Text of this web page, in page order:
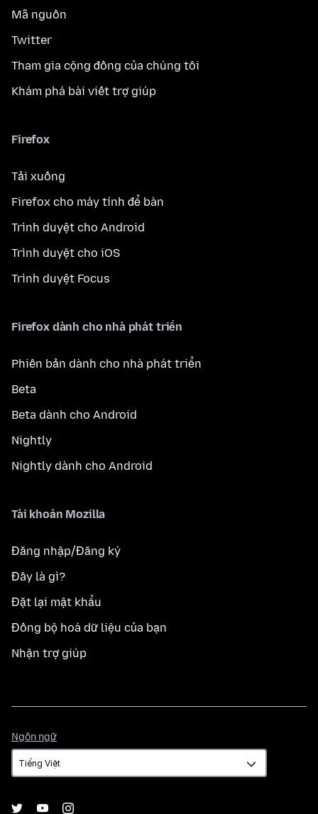
Mã nguồn
Twitter
Tham gia cộng đồng của chúng tôi
Khám phá bài viết trợ giúp
Firefox
Tải xuống
Firefox cho máy tính để bàn
Trình duyệt cho Android
Trình duyệt cho iOS
Trình duyệt Focus
Firefox dành cho nhà phát triển
Phiên bản dành cho nhà phát triển
Beta
Beta dành cho Android
Nightly
Nightly dành cho Android
Tài khoản Mozilla
Đăng nhập/Đăng ký
Đây là gì?
Đặt lại mật khẩu
Đồng bộ hoá dữ liệu của bạn
Nhận trợ giúp
Ngôn ngữ
ngữ